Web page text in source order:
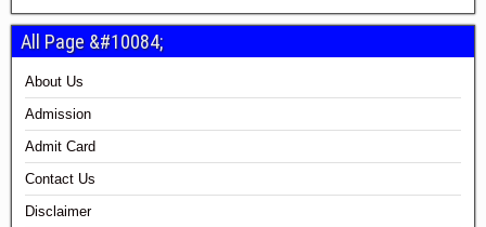
All Page &#10084;
About Us
Admission
Admit Card
Contact Us
Disclaimer